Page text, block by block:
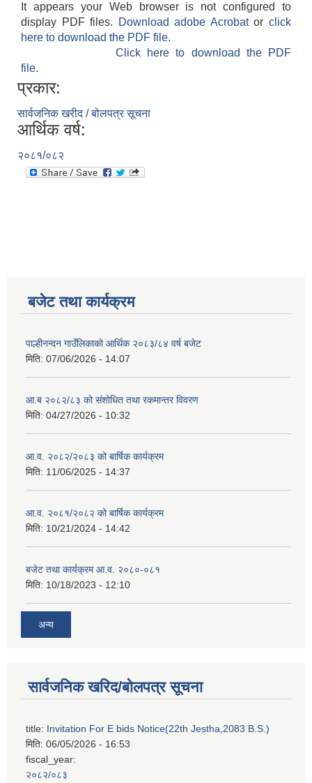
It appears your Web browser is not configured to
display PDF files.
Download adobe Acrobatorclick
here to download the PDF file.
Click here to download the PDF
file.
प्रकार:
सार्वजनिक खरीद / बोलपत्र सूचना
आर्थिक वर्ष:
२०८१/०८२
बजेट तथा कार्यक्रम
पाल्हीनन्दन गाउँलिकाको आर्थिक २०८३/८४ वर्ष बजेट
मिति: 07/06/2026 - 14:07
आ.ब २०८२/८३ को संशोधित तथा रकमान्तर विवरण
मिति: 04/27/2026 - 10:32
आ.व. २०८२/२०८३ को बार्षिक कार्यक्रम
मिति: 11/06/2025 - 14:37
आ.व. २०८१/२०८२ को बार्षिक कार्यक्रम
मिति: 10/21/2024 - 14:42
बजेट तथा कार्यक्रम आ.व. २०८०-०८१
मिति: 10/18/2023 - 12:10
अन्य
सार्वजनिक खरिद/बोलपत्र सूचना
title: Invitation For E bids Notice(22th Jestha,2083 B.S.)
मिति: 06/05/2026 - 16:53
fiscal_year:
२०८२/०८३